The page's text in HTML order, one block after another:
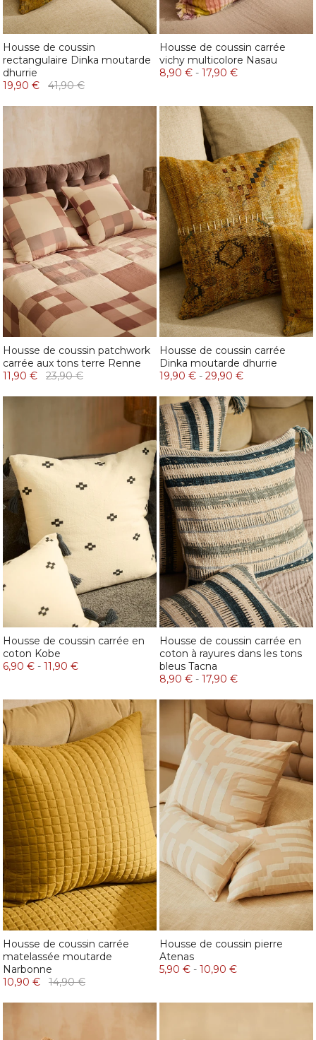
Housse de coussin
rectangulaire Dinka moutarde
dhurrie
19,90 €
41,90 €
Housse de coussin carrée
vichy multicolore Nasau
8,90 € - 17,90 €
Housse de coussin patchwork
carrée aux tons terre Renne
11,90 €
23,90 €
Housse de coussin carrée
Dinka moutarde dhurrie
19,90 € - 29,90 €
Housse de coussin carrée en
coton Kobe
6,90 € - 11,90 €
Housse de coussin carrée en
coton à rayures dans les tons
bleus Tacna
8,90 € - 17,90 €
Housse de coussin carrée
matelassée moutarde
Narbonne
10,90 €
14,90 €
Housse de coussin pierre
Atenas
5,90 € - 10,90 €